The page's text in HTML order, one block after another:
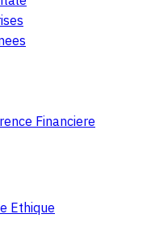
Financiere
Ethique